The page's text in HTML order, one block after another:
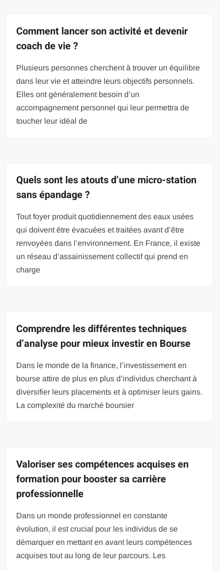
Comment lancer son activité et devenir
coach de vie ?
Plusieurs personnes cherchent à trouver un équilibre
dans leur vie et atteindre leurs objectifs personnels.
Elles ont généralement besoin d’un
accompagnement personnel qui leur permettra de
toucher leur idéal de
Quels sont les atouts d’une micro-station
sans épandage ?
Tout foyer produit quotidiennement des eaux usées
qui doivent être évacuées et traitées avant d’être
renvoyées dans l’environnement. En France, il existe
un réseau d’assainissement collectif qui prend en
charge
Comprendre les différentes techniques
d’analyse pour mieux investir en Bourse
Dans le monde de la finance, l’investissement en
bourse attire de plus en plus d’individus cherchant à
diversifier leurs placements et à optimiser leurs gains.
La complexité du marché boursier
Valoriser ses compétences acquises en
formation pour booster sa carrière
professionnelle
Dans un monde professionnel en constante
évolution, il est crucial pour les individus de se
démarquer en mettant en avant leurs compétences
acquises tout au long de leur parcours. Les